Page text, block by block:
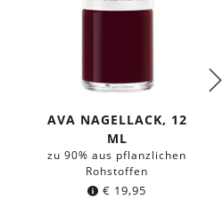
AVA NAGELLACK, 12
ML
zu 90% aus pflanzlichen
Rohstoffen
€ 19,95